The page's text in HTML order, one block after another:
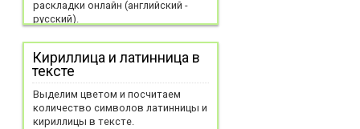
раскладки онлайн (английский -
русский).
Кириллица и латинница в
тексте
Выделим цветом и посчитаем
количество символов латинницы и
кириллицы в тексте.